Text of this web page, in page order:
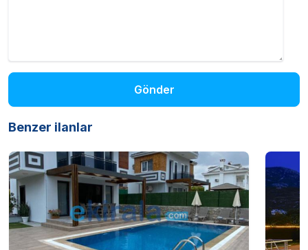
Gönder
Benzer ilanlar